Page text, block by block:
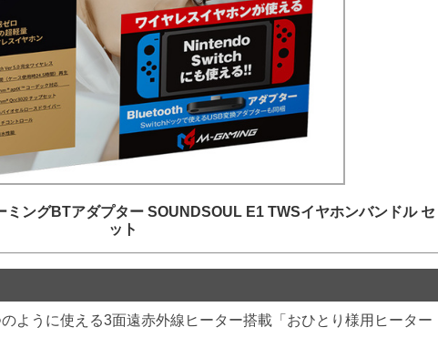
ミングBTアダプター SOUNDSOUL E1 TWSイヤホンバンドル セ
ット
ように使える3面遠赤外線ヒーター搭載「おひとり様用ヒーター